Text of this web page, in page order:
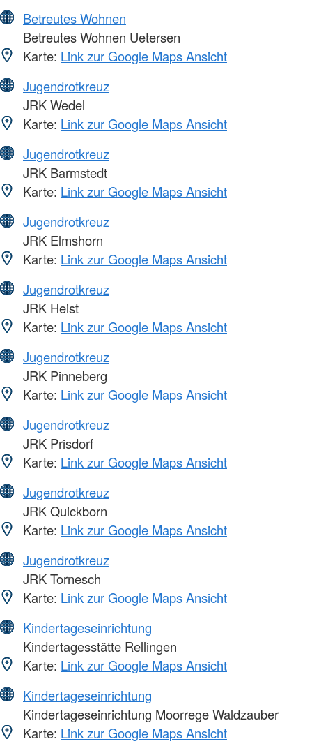
Betreutes Wohnen
Betreutes Wohnen Uetersen
Karte: Link zur Google Maps Ansicht
Jugendrotkreuz
JRK Wedel
Karte: Link zur Google Maps Ansicht
Jugendrotkreuz
JRK Barmstedt
Karte: Link zur Google Maps Ansicht
Jugendrotkreuz
JRK Elmshorn
Karte: Link zur Google Maps Ansicht
Jugendrotkreuz
JRK Heist
Karte: Link zur Google Maps Ansicht
Jugendrotkreuz
JRK Pinneberg
Karte: Link zur Google Maps Ansicht
Jugendrotkreuz
JRK Prisdorf
Karte: Link zur Google Maps Ansicht
Jugendrotkreuz
JRK Quickborn
Karte: Link zur Google Maps Ansicht
Jugendrotkreuz
JRK Tornesch
Karte: Link zur Google Maps Ansicht
Kindertageseinrichtung
Kindertagesstätte Rellingen
Karte: Link zur Google Maps Ansicht
Kindertageseinrichtung
Kindertageseinrichtung Moorrege Waldzauber
Karte: Link zur Google Maps Ansicht